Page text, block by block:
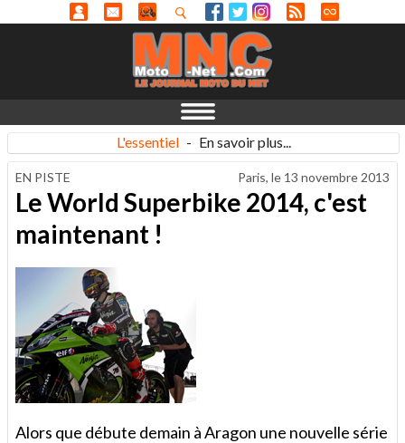
L'essentiel - En savoir plus...
EN PISTE Paris, le 13 novembre 2013
Le World Superbike 2014, c'est
maintenant !
Alors que débute demain à Aragon une nouvelle série